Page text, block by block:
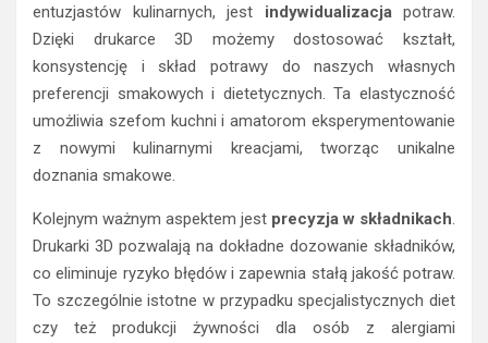
entuzjastów kulinarnych, jest indywidualizacjapotraw.
Dzięki drukarce 3D możemy dostosować kształt,
konsystencję i skład potrawy do naszych własnych
preferencji smakowych i dietetycznych. Ta elastyczność
umożliwia szefom kuchni i amatorom eksperymentowanie
z nowymi kulinarnymi kreacjami, tworząc unikalne
doznania smakowe.
Kolejnym ważnym aspektem jest precyzja w składnikach.
Drukarki 3D pozwalają na dokładne dozowanie składników,
co eliminuje ryzyko błędów i zapewnia stałą jakość potraw.
To szczególnie istotne w przypadku specjalistycznych diet
czy też produkcji żywności dla osób z alergiami